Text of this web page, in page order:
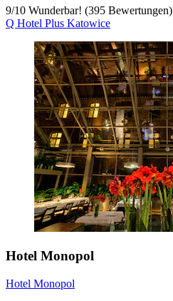
9/10 Wunderbar! (395 Bewertungen)
Q Hotel Plus Katowice
Hotel Monopol
Hotel Monopol